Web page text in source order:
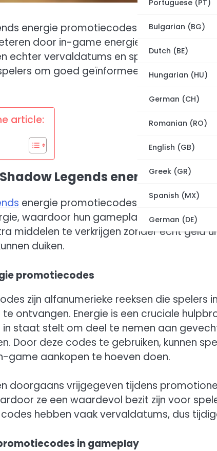
Portuguese (PT)
Bulgarian (BG)
Dutch (BE)
Hungarian (HU)
German (CH)
Romanian (RO)
English (GB)
Greek (GR)
Spanish (MX)
German (DE)
energie promotiecodes bieden
door in-game energie te verzilveren
echter vervaldatums en specifieke
om goed geïnformeerd te blijven
article:
Legends energie
energie promotiecodes zijn speciale
waardoor hun gameplay-ervaring
middelen te verkrijgen zonder echt geld
duiken.
promotiecodes
zijn alfanumerieke reeksen die spelers
ontvangen. Energie is een cruciale
staat stelt om deel te nemen aan
Door deze codes te gebruiken, kunnen
game aankopen te hoeven doen.
doorgaans vrijgegeven tijdens
ze een waardevol bezit zijn voor
hebben vaak vervaldatums, dus
in gameplay